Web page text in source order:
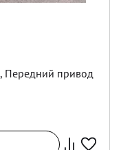
, Передний привод